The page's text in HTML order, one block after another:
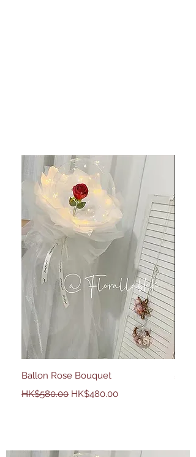
Ballon Rose Bouquet
一般價格
HK$580.00 促銷價格
HK$480.00